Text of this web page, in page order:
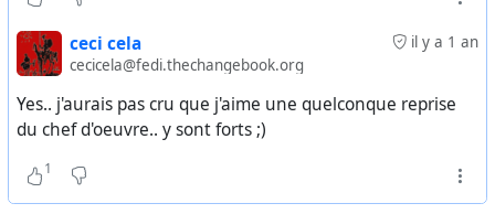
il y a 1 an
ceci cela
cecicela@fedi.thechangebook.org
Yes.. j'aurais pas cru que j'aime une quelconque reprise
du chef d'oeuvre.. y sont forts ;)
1